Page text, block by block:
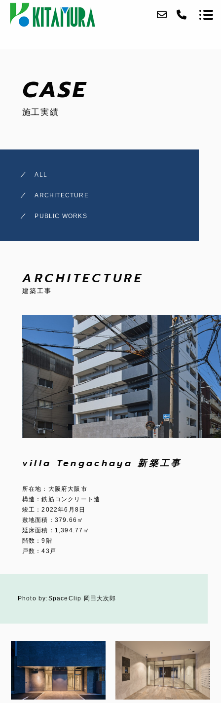
CASE
施工実績
ALL
ARCHITECTURE
PUBLIC WORKS
ARCHITECTURE
建築工事
villa Tengachaya 新築工事
所在地：大阪府大阪市
構造：鉄筋コンクリート造
竣工：2022年6月8日
敷地面積：379.66㎡
延床面積：1,394.77㎡
階数：9階
戸数：43戸
Photo by:SpaceClip 岡田大次郎